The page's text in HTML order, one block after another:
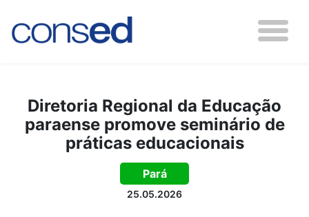
Diretoria Regional da Educação
paraense promove seminário de
práticas educacionais
Pará
25.05.2026